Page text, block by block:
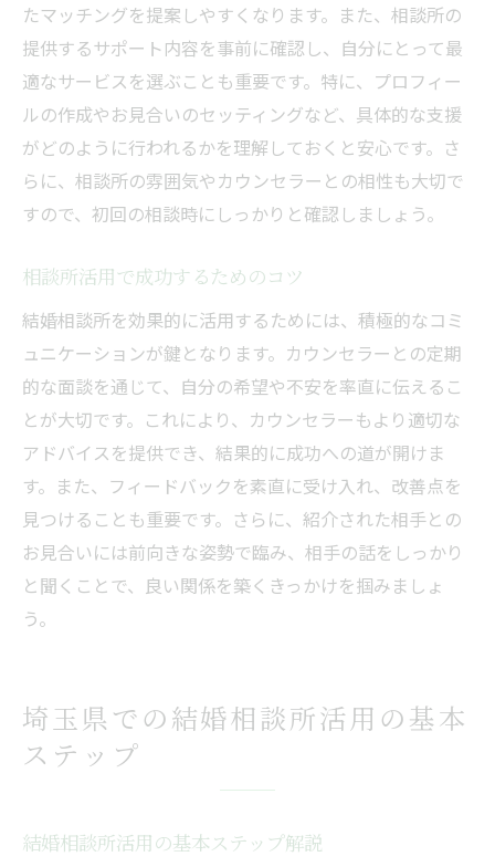
たマッチングを提案しやすくなります。また、相談所の
提供するサポート内容を事前に確認し、自分にとって最
適なサービスを選ぶことも重要です。特に、プロフィー
ルの作成やお見合いのセッティングなど、具体的な支援
がどのように行われるかを理解しておくと安心です。さ
らに、相談所の雰囲気やカウンセラーとの相性も大切で
すので、初回の相談時にしっかりと確認しましょう。
相談所活用で成功するためのコツ
結婚相談所を効果的に活用するためには、積極的なコミ
ュニケーションが鍵となります。カウンセラーとの定期
的な面談を通じて、自分の希望や不安を率直に伝えるこ
とが大切です。これにより、カウンセラーもより適切な
アドバイスを提供でき、結果的に成功への道が開けま
す。また、フィードバックを素直に受け入れ、改善点を
見つけることも重要です。さらに、紹介された相手との
お見合いには前向きな姿勢で臨み、相手の話をしっかり
と聞くことで、良い関係を築くきっかけを掴みましょ
う。
埼玉県での結婚相談所活用の基本
ステップ
結婚相談所活用の基本ステップ解説